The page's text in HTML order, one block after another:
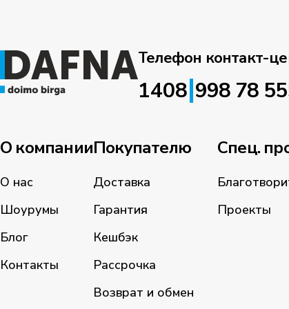
Телефон контакт-
1408|998 78
О компании
О нас
Шоурумы
Блог
Контакты
Покупателю
Доставка
Гарантия
Кешбэк
Рассрочка
Возврат и обмен
Спец.
Проекты